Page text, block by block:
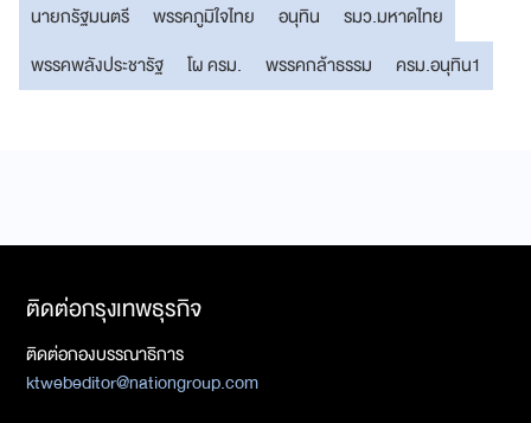
นายกรัฐมนตรี พรรคภูมิใจไทย อนุทิน
รมว.มหาดไทย
พรรคพลังประชารัฐ
โผ ครม. พรรคกล้าธรรม ครม.อนุทิน1
ติดต่อกรุงเทพธุรกิจ
ติดต่อกองบรรณาธิการ
ktwebeditor@nationgroup.com